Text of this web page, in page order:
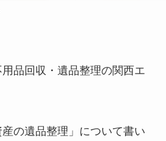
品回収・遺品整理の関西エ
の遺品整理」について書い